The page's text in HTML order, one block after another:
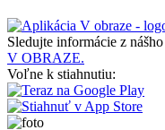
Sledujte informácie z
V OBRAZE.
Voľne k stiahnutiu: